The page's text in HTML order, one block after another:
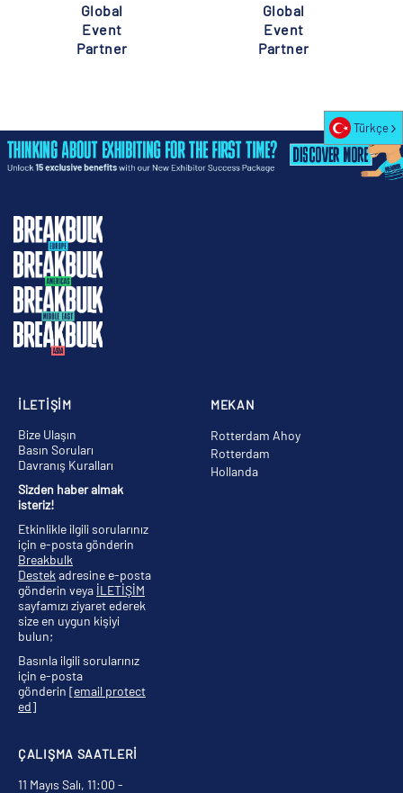
Global
Event
Partner
Global
Event
Partner
MEKAN
Rotterdam Ahoy
Rotterdam
Hollanda
ÇALIŞMA SAATLERİ
11 Mayıs Salı, 11:00 -
İLETİŞİM
Bize Ulaşın
Basın Soruları
Davranış Kuralları
Sizden haber almak
isteriz!
Etkinlikle ilgili sorularınız
için e-posta gönderin
Breakbulk
Destekadresine e-posta
gönderin veya İLETİŞİM
sayfamızı ziyaret ederek
size en uygun kişiyi
bulun;
Basınla ilgili sorularınız
için e-posta
gönderin [email protect
ed]
Türkçe